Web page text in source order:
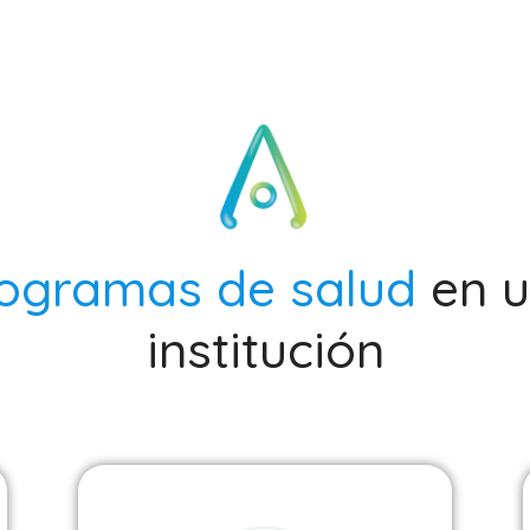
de salud en
institución